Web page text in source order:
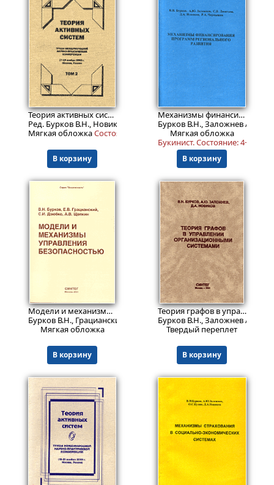
1399₽
Теория активных систем. Труды Международной научно-практической конференции 17-19 ноября 2003, Москва, Россия.
Ред. Бурков В.Н., Новиков Д.А.
Мягкая обложкаCocтояние: 4+.
В корзину
Пред.заказ! 499
Механизмы финансирования программ регионального развития
Бурков В.Н., Заложнев А.Ю. и
Мягкая обложка
Букинист.Состояние: 4+
В корзину
Модели и механизмы управления безопасностью. Серия: Безопасность
Бурков В.Н., Грацианский Е.В., Дзюбко С.И., Щепкин А.В.
Мягкая обложка
В корзину
699₽
Теория графов в управлении организационными системами
Бурков В.Н., Заложнев А.Ю.,
Твердый переплет
В корзину